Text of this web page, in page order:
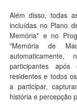
Além disso, todas
incluídas no Plano
Memória" e no
"Memória de
participantes
residentes e todos
a participar,
história e percepção